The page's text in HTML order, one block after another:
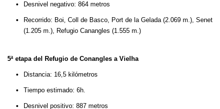
Desnivel negativo: 864 metros
Recorrido: Boi, Coll de Basco, Port de la Gelada (2.069 m.), Senet
(1.205 m.), Refugio Canangles (1.555 m.)
5ª etapa del Refugio de Conangles a Vielha
Distancia: 16,5 kilómetros
Tiempo estimado: 6h.
Desnivel positivo: 887 metros